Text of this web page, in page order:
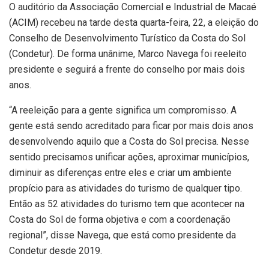
O auditório da Associação Comercial e Industrial de Macaé
(ACIM) recebeu na tarde desta quarta-feira, 22, a eleição do
Conselho de Desenvolvimento Turístico da Costa do Sol
(Condetur). De forma unânime, Marco Navega foi reeleito
presidente e seguirá a frente do conselho por mais dois
anos.
“A reeleição para a gente significa um compromisso. A
gente está sendo acreditado para ficar por mais dois anos
desenvolvendo aquilo que a Costa do Sol precisa. Nesse
sentido precisamos unificar ações, aproximar municípios,
diminuir as diferenças entre eles e criar um ambiente
propício para as atividades do turismo de qualquer tipo.
Então as 52 atividades do turismo tem que acontecer na
Costa do Sol de forma objetiva e com a coordenação
regional”, disse Navega, que está como presidente da
Condetur desde 2019.